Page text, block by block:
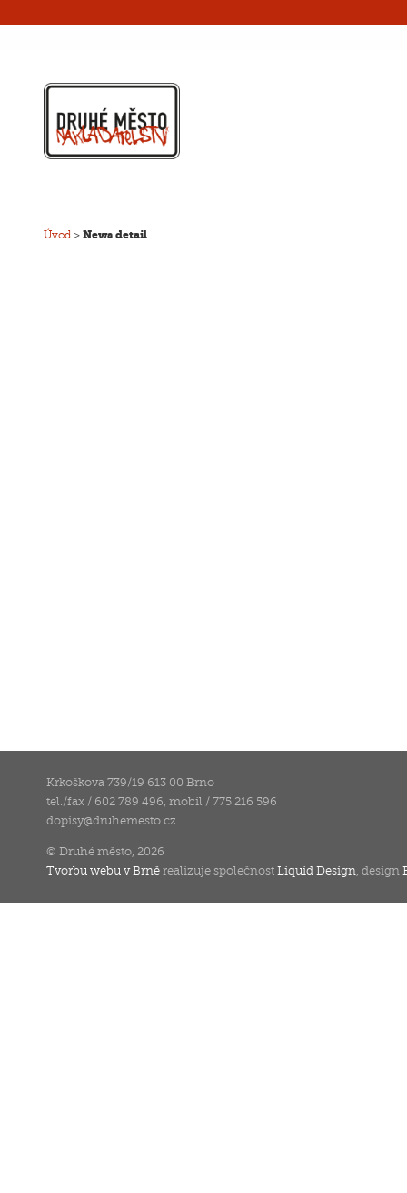
Úvod > News detail
Krkoškova 739/19 613 00 Brno
tel./fax / 602 789 496, mobil / 775 216 596
dopisy@druhemesto.cz
© Druhé město, 2026
Tvorbu webu v Brně realizuje společnostLiquid Design , design